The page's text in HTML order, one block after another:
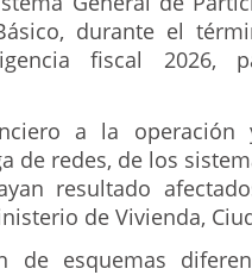
durante el
fiscal 2026,
a la operación
de redes, de los
resultado
de Vivienda,
de esquemas